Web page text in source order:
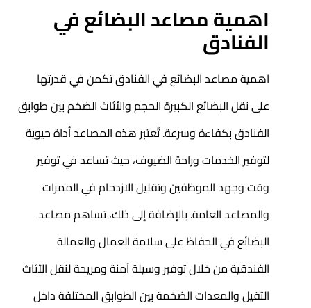
اهمية مصاعد البضائع في
الفنادق
اهمية مصاعد البضائع في الفنادق تكمن في قدرتها
على نقل البضائع الكبيرة الحجم والأثاث الضخم بين طوابق
الفنادق بكفاءة وسرعة. تُعتبر هذه المصاعد أداة حيوية
لتوفير الخدمات وراحة الضيوف، حيث تساعد في توفير
وقت وجهد الموظفين وتقليل الازدحام في الممرات
والمصاعد العامة. بالإضافة إلى ذلك، تساهم مصاعد
البضائع في الحفاظ على سلامة العمال والعمالة
الفندقية من خلال توفير وسيلة آمنة ومريحة لنقل الأثاث
الثقيل والمعدات الضخمة بين الطوابق المختلفة داخل